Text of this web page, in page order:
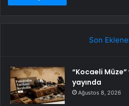
Son
“Kocaeli
yayında
Ağustos 8, 2026